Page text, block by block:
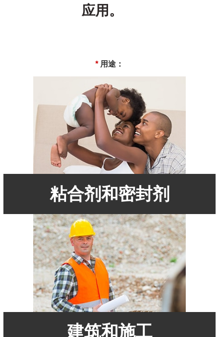
应用。
* 用途：
粘合剂和密封剂
建筑和施工